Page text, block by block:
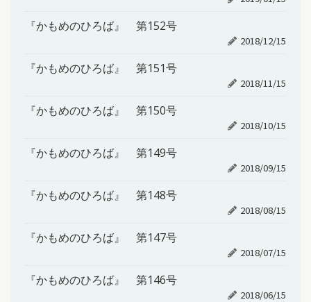
『かもめのひろば』 第152号
2018/12/15
『かもめのひろば』 第151号
2018/11/15
『かもめのひろば』 第150号
2018/10/15
『かもめのひろば』 第149号
2018/09/15
『かもめのひろば』 第148号
2018/08/15
『かもめのひろば』 第147号
2018/07/15
『かもめのひろば』 第146号
2018/06/15